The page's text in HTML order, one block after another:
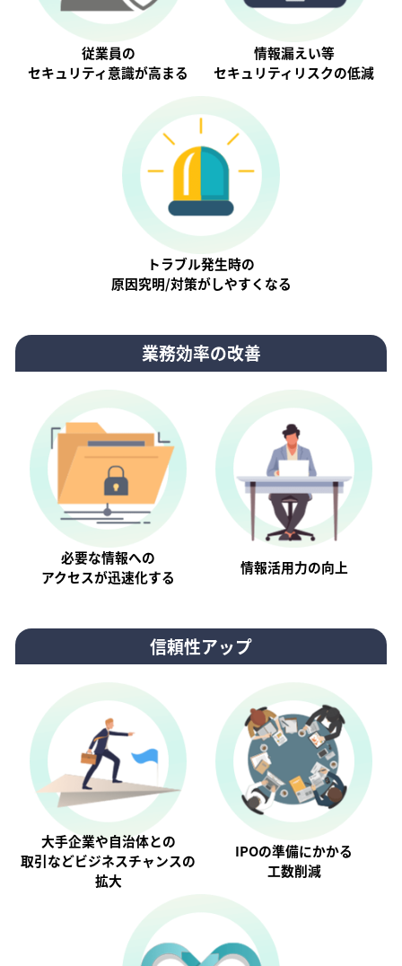
従業員の
セキュリティ意識が⾼まる
情報漏えい等
セキュリティリスクの低減
トラブル発生時の
原因究明/対策がしやすくなる
業務効率の改善
必要な情報への
アクセスが迅速化する
情報活⽤⼒の向上
信頼性アップ
大手企業や自治体との
取引などビジネスチャンスの
拡大
IPOの準備にかかる
工数削減